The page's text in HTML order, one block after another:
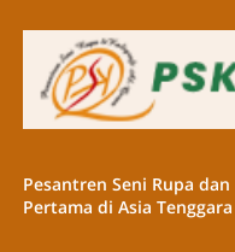
Pesantren Seni Rupa
Pertama di Asia Tenggara